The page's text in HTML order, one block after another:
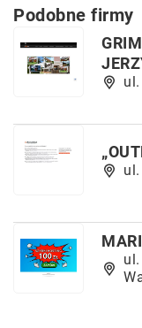
Podobne firmy